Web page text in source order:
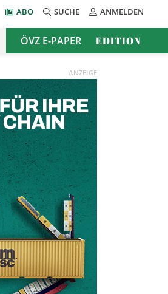
ABO SUCHE ANMELDEN
ÖVZ E-PAPER EDITION
ANZEIGE